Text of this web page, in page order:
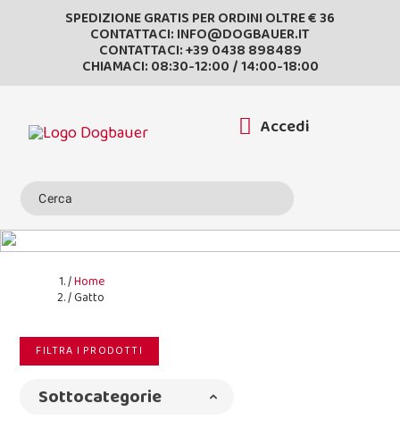
SPEDIZIONE GRATIS PER ORDINI OLTRE € 36
CONTATTACI: INFO@DOGBAUER.IT
CONTATTACI:+39 0438 898489
CHIAMACI: 08:30-12:00 / 14:00-18:00
Accedi
Home
Gatto
FILTRA I PRODOTTI
Sottocategorie